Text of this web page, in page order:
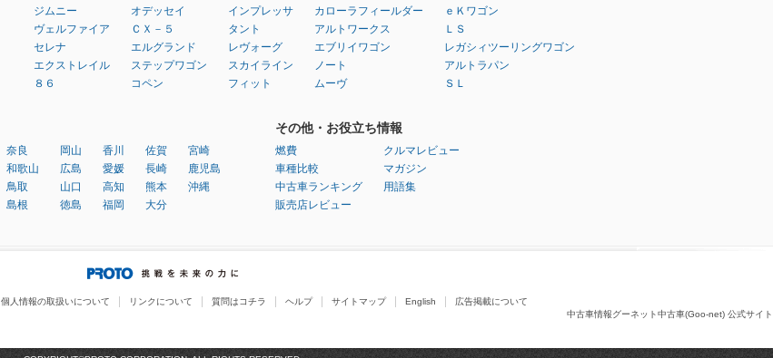
ジムニー
ヴェルファイア
セレナ
エクストレイル
８６
オデッセイ
ＣＸ－５
エルグランド
ステップワゴン
コペン
インプレッサ
タント
レヴォーグ
スカイライン
フィット
カローラフィールダー
アルトワークス
エブリイワゴン
ノート
ムーヴ
ｅＫワゴン
ＬＳ
レガシィツーリングワゴン
アルトラパン
ＳＬ
奈良
和歌山
鳥取
島根
岡山
広島
山口
徳島
香川
愛媛
高知
福岡
佐賀
長崎
熊本
大分
宮崎
鹿児島
沖縄
その他・お役立ち情報
燃費
車種比較
中古車ランキング
販売店レビュー
クルマレビュー
マガジン
用語集
個人情報の取扱いについて リンクについて 質問はコチラ ヘルプ サイトマップ English
広告掲載について
中古車情報グーネット中古車(Goo-net) 公式サイト